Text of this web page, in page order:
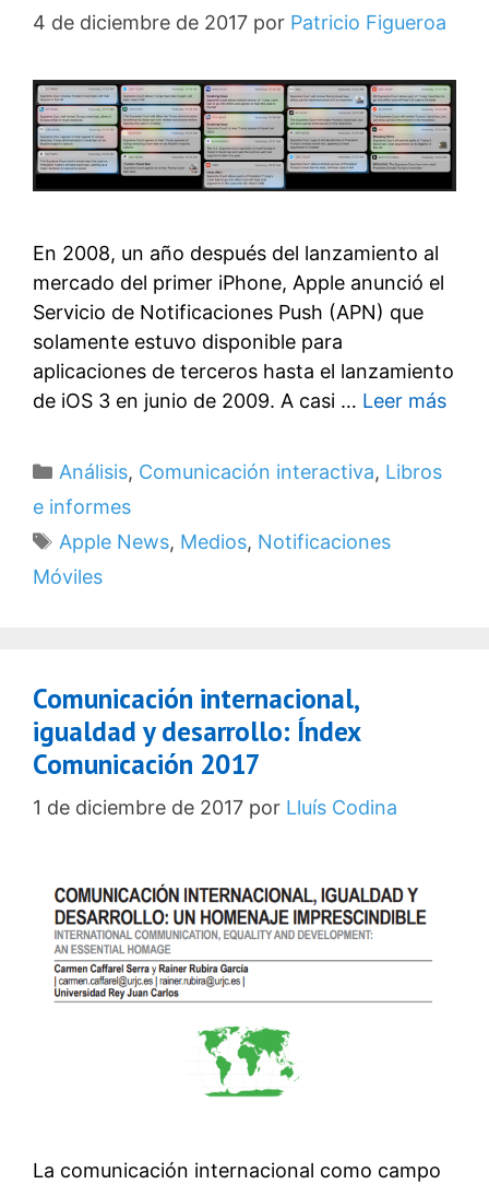
4 de diciembre de 2017 por Patricio Figueroa
En 2008, un año después del lanzamiento al
mercado del primer iPhone, Apple anunció el
Servicio de Notificaciones Push (APN) que
solamente estuvo disponible para
aplicaciones de terceros hasta el lanzamiento
de iOS 3 en junio de 2009. A casi … Leer más
Categorías
Análisis, Comunicación interactiva, Libros
e informes
Etiquetas
Apple News, Medios, Notificaciones
Móviles
Comunicación internacional,
igualdad y desarrollo: Índex
Comunicación 2017
1 de diciembre de 2017 por Lluís Codina
La comunicación internacional como campo